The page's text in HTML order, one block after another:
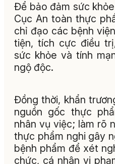
Để bảo đảm sức
Cục An toàn thực
chỉ đạo các bệnh
tiện, tích cực điều
sức khỏe và tính
ngộ độc.
Đồng thời, khẩn
nguồn gốc thực
nhân vụ việc; làm rõ
thực phẩm nghi gây
bệnh phẩm để xét
chức, cá nhân vi